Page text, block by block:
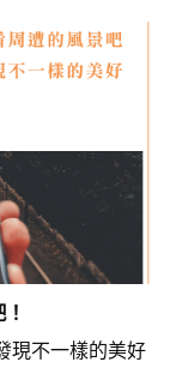
現不一樣的美好